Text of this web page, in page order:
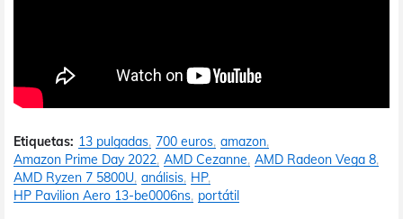
Etiquetas: 13 pulgadas 700 euros amazon
Amazon Prime Day 2022 AMD Cezanne AMD Radeon Vega 8
AMD Ryzen 7 5800U análisis HP
HP Pavilion Aero 13-be0006ns portátil